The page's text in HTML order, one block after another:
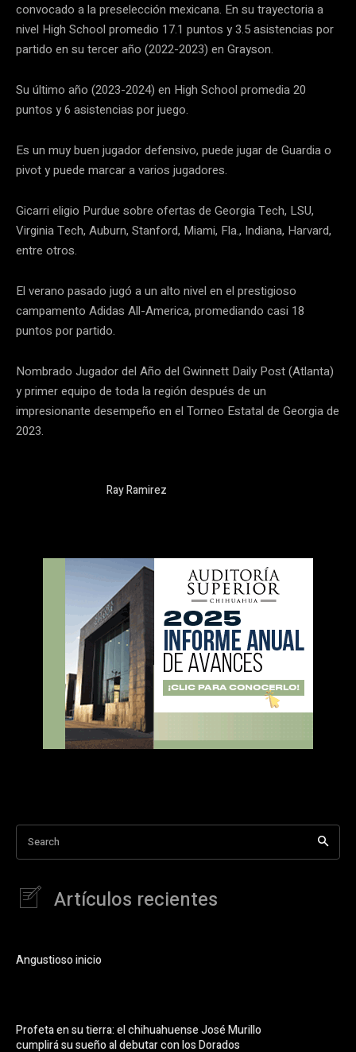
convocado a la preselección mexicana. En su trayectoria a
nivel High School promedio 17.1 puntos y 3.5 asistencias por
partido en su tercer año (2022-2023) en Grayson.
Su último año (2023-2024) en High School promedia 20
puntos y 6 asistencias por juego.
Es un muy buen jugador defensivo, puede jugar de Guardia o
pivot y puede marcar a varios jugadores.
Gicarri eligio Purdue sobre ofertas de Georgia Tech, LSU,
Virginia Tech, Auburn, Stanford, Miami, Fla., Indiana, Harvard,
entre otros.
El verano pasado jugó a un alto nivel en el prestigioso
campamento Adidas All-America, promediando casi 18
puntos por partido.
Nombrado Jugador del Año del Gwinnett Daily Post (Atlanta)
y primer equipo de toda la región después de un
impresionante desempeño en el Torneo Estatal de Georgia de
2023.
Ray Ramirez
Search
Artículos recientes
Angustioso inicio
Profeta en su tierra: el chihuahuense José Murillo
cumplirá su sueño al debutar con los Dorados